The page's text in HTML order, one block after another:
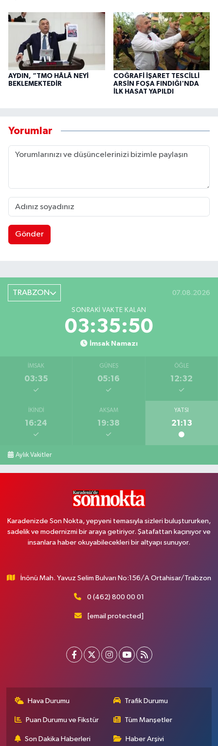
AYDIN, “TMO HÂLÂ NEYİ
BEKLEMEKTEDİR
COĞRAFİ İŞARET TESCİLLİ
ARSİN FOŞA FINDIĞI'NDA
İLK HASAT YAPILDI
Yorumlar
Gönder
TRABZON 07.08.2026
SONRAKI VAKTE KALAN
03:35:49
İmsak Namazı
İMSAK
03:35
GÜNEŞ
05:16
ÖĞLE
12:32
İKINDI
16:24
AKŞAM
19:38
YATSI
21:13
Aylık Vakitler
Karadenizde Son Nokta, yepyeni temasıyla sizleri buluştururken,
sadelik ve modernizmi bir araya getiriyor. Şatafattan kaçınıyor ve
insanlara haber okuyabilecekleri bir altyapı sunuyor.
İnönü Mah. Yavuz Selim Bulvarı No:156/A Ortahisar/Trabzon
0 (462) 800 00 01
[email protected]
Hava Durumu Trafik Durumu
Puan Durumu ve Fikstür Tüm Manşetler
Son Dakika Haberleri Haber Arşivi